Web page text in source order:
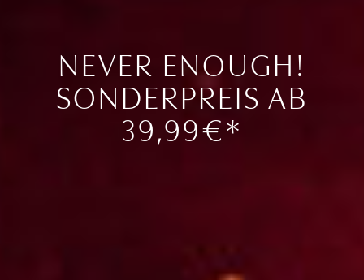
NEVER ENOUGH!
SONDERPREIS AB
39,99€*